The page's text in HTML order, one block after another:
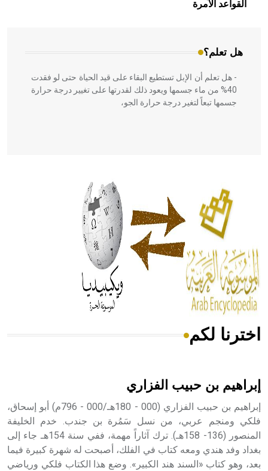
القواعد الآمرة
هل تعلم؟
المعمار على بناء مداميكه وخاصة في الواجهات
- هل تعلم أن الإبل تستطيع البقاء على قيد الحياة حتى لو فقدت
40% من ماء جسمها ويعود ذلك لقدرتها على تغيير درجة حرارة
جسمها تبعاً لتغير درجة حرارة الجو،
الحكم، الأدلة، تنظيم التغذية، ورسالته في جروح الرأس. ويعود
له الفضل بأنه حرر الطب من الدين والفلسفة.
- هل تعلم أن المرجان إفراز حيواني يتكون في البحر ويتركب
من مادة كربونات الكلسيوم، وهو أحمر أو شديد الحمرة وهو
أجود أنواعه، ويمتاز بكبر الحجم ويسمى الش
هل تعلم أن الأبسيد كلمة فرنسية اللفظ تم اعتمادها مصطلحاً
- هل تعلم أن أبجر Abgar اسم معروف جيداً يعود إلى عدد من
الملوك الذين حكموا مدينة إديسا (الرها) من أبجر الأول وحتى
التاسع، وهم ينتسبون إلى أسرة أوسروين
اخترنا لكم
إبراهيم بن حبيب الفزاري
إبراهيم بن حبيب الفزاري (000 - 180هـ/000 - 796م) أبو إسحاق،
فلكي ومنجم عربي، من نسل سَمُرة بن جندب. خدم الخليفة
المنصور (136- 158هـ). ترك آثاراً مهمة، ففي سنة 154هـ جاء إلى
بغداد وفد هندي ومعه كتاب في الفلك، أصبحت له شهرة كبيرة فيما
بعد، وهو كتاب «السند هند الكبير». وضع هذا الكتاب فلكي ورياضي